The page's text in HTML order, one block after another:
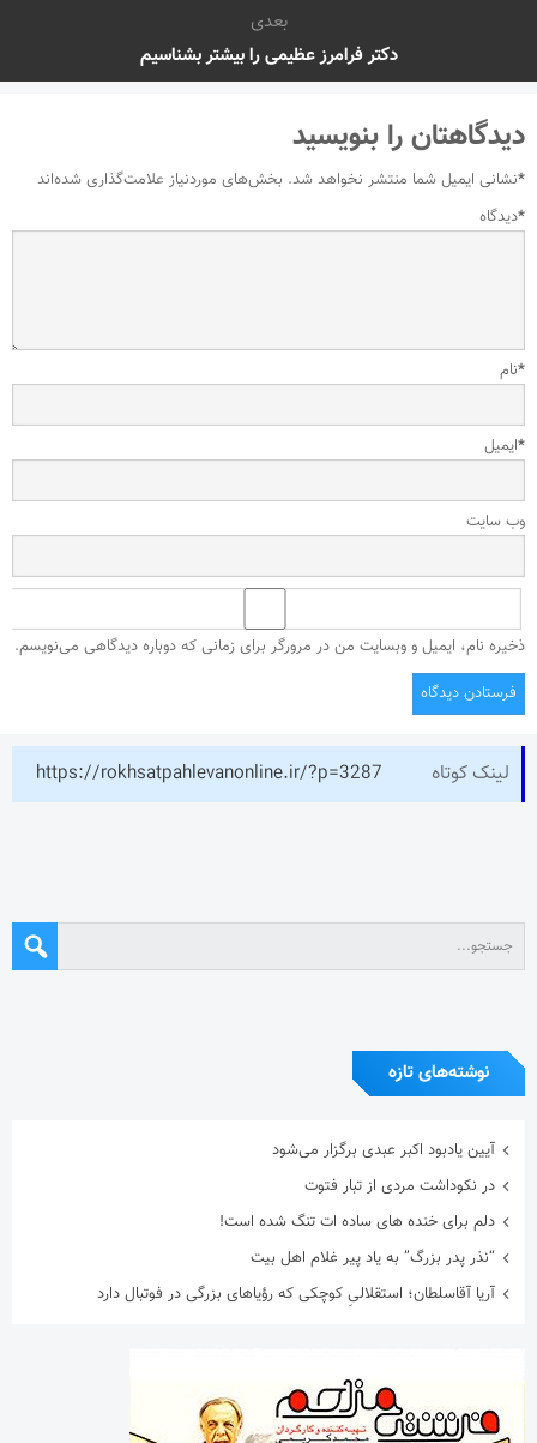
بعدی
دکتر فرامرز عظیمی را بیشتر بشناسیم
دیدگاهتان را بنویسید
نشانی ایمیل شما منتشر نخواهد شد. بخش‌های موردنیاز علامت‌گذاری شده‌اند
*
دیدگاه*
نام*
ایمیل*
وب‌ سایت
ذخیره نام، ایمیل و وبسایت من در مرورگر برای زمانی که دوباره دیدگاهی می‌نویسم.
لینک کوتاه https://rokhsatpahlevanonline.ir/?p=3287
نوشته‌های تازه
آیین یادبود اکبر عبدی برگزار می‌شود
در نکوداشت مردی از تبار فتوت
دلم برای خنده های ساده ات تنگ شده است!
“نذر پدر بزرگ” به یاد پیر غلام اهل بیت
آریا آقاسلطان؛ استقلالیِ کوچکی که رؤیاهای بزرگی در فوتبال دارد